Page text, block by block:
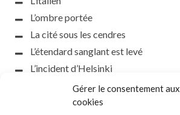
Gérer le consentement aux
cookies
L’ombre portée
La cité sous les cendres
L’étendard sanglant est levé
L’incident d’Helsinki
la petite fasciste
Toutes les nuances de la nuit